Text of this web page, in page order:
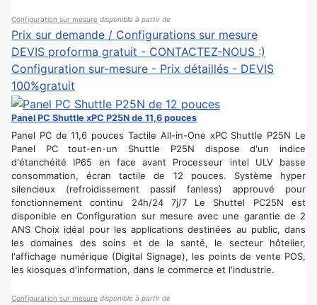
Configuration sur mesure disponible à partir de
Prix sur demande / Configurations sur mesure
DEVIS proforma gratuit - CONTACTEZ-NOUS :)
Configuration sur-mesure - Prix détaillés - DEVIS
100%gratuit
Panel PC Shuttle xPC P25N de 11,6 pouces
Panel PC de 11,6 pouces Tactile All-in-One xPC Shuttle P25N Le
Panel PC tout-en-un Shuttle P25N dispose d'un indice
d'étanchéité IP65 en face avant Processeur intel ULV basse
consommation, écran tactile de 12 pouces. Système hyper
silencieux (refroidissement passif fanless) approuvé pour
fonctionnement continu 24h/24 7j/7 Le Shuttel PC25N est
disponible en Configuration sur mesure avec une garantie de 2
ANS Choix idéal pour les applications destinées au public, dans
les domaines des soins et de la santé, le secteur hôtelier,
l'affichage numérique (Digital Signage), les points de vente POS,
les kiosques d'information, dans le commerce et l'industrie.
Configuration sur mesure disponible à partir de